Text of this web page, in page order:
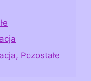
Pozostałe